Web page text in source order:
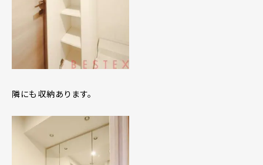
隣にも収納あります。